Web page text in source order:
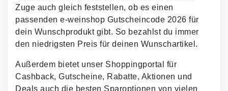
Zuge auch gleich feststellen, ob es einen
passenden e-weinshop Gutscheincode 2026 für
dein Wunschprodukt gibt. So bezahlst du immer
den niedrigsten Preis für deinen Wunschartikel.
Außerdem bietet unser Shoppingportal für
Cashback, Gutscheine, Rabatte, Aktionen und
Deals auch die besten Sparoptionen von vielen